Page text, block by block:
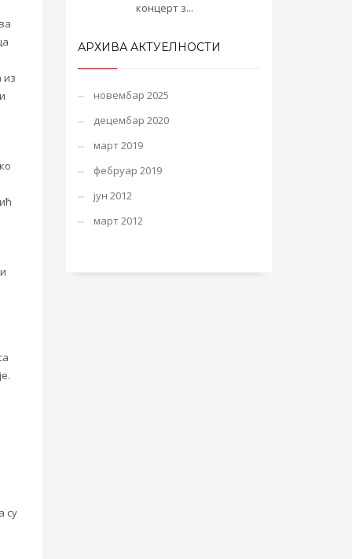
из
су
концерт з...
АРХИВА АКТУЕЛНОСТИ
новембар 2025
децембар 2020
март 2019
фебруар 2019
јун 2012
март 2012